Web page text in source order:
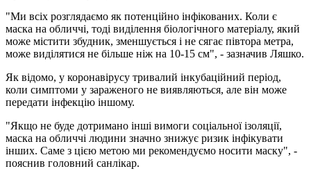
"Ми всіх розглядаємо як потенційно інфікованих. Коли є
маска на обличчі, тоді виділення біологічного матеріалу, який
може містити збудник, зменшується і не сягає півтора метра,
може виділятися не більше ніж на 10-15 см", - зазначив Ляшко.
Як відомо, у коронавірусу тривалий інкубаційний період,
коли симптоми у зараженого не виявляються, але він може
передати інфекцію іншому.
"Якщо не буде дотримано інші вимоги соціальної ізоляції,
маска на обличчі людини значно знижує ризик інфікувати
інших. Саме з цією метою ми рекомендуємо носити маску", -
пояснив головний санлікар.